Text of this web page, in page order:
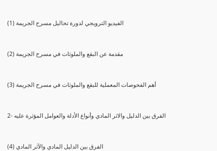
(1) الفيديو الترويجي لدورة تحاليل مسرح الجريمة
(2) مقدمة عن البقع والملوثات في مسرح الجريمة
(3) أهم الفحوصات المعملية للبقع والملوثات في مسرح الجريمة
2- الفرق بين الدليل والاثر المادي وأنواع الأدلة والعوامل المؤثرة عليه
(4) الفرق بين الدليل المادي والآثر المادي